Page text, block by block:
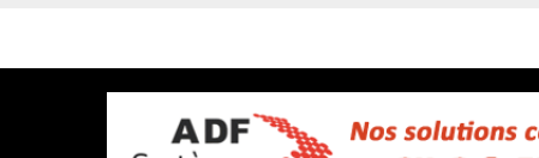
Vis à six pans creux à tête bombée